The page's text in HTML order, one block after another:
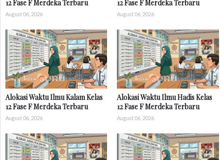
12 Fase F Merdeka Terbaru
August 06, 2026
12 Fase F Merdeka Terbaru
August 06, 2026
Alokasi Waktu Ilmu Kalam Kelas
12 Fase F Merdeka Terbaru
August 06, 2026
Alokasi Waktu Ilmu Hadis Kelas
12 Fase F Merdeka Terbaru
August 06, 2026